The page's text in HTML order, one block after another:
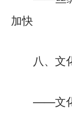
加快
八、文
——文化